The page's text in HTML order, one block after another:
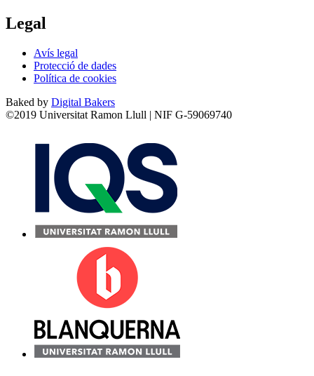
Legal
Avís legal
Protecció de dades
Política de cookies
Baked by Digital Bakers
©2019 Universitat Ramon Llull | NIF G-59069740